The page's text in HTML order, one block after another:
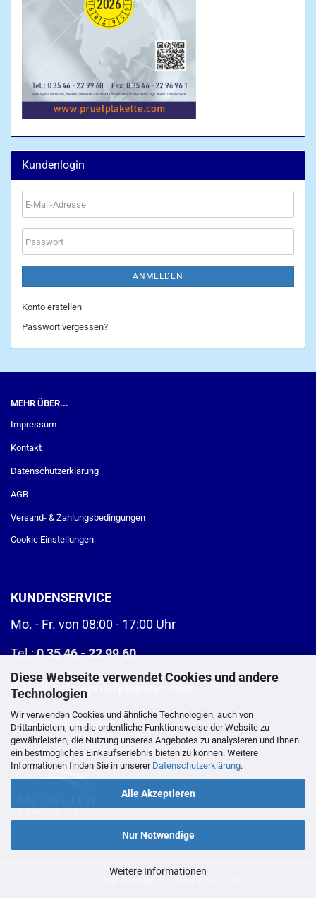
Diese Webseite verwendet Cookies und andere
Technologien
Wir verwenden Cookies und ähnliche Technologien, auch von
Drittanbietern, um die ordentliche Funktionsweise der Website zu
gewährleisten, die Nutzung unseres Angebotes zu analysieren und Ihnen
ein bestmögliches Einkaufserlebnis bieten zu können. Weitere
Informationen finden Sie in unserer Datenschutzerklärung.
Alle Akzeptieren
Nur Notwendige
Weitere Informationen
Kundenlogin
E-
Mail-
Adresse
Passwort
ANMELDEN
Konto erstellen
Passwort vergessen?
MEHR ÜBER...
Impressum
Kontakt
Datenschutzerklärung
AGB
Versand- & Zahlungsbedingungen
Cookie Einstellungen
KUNDENSERVICE
Mo. - Fr. von 08:00 - 17:00 Uhr
Tel.:0 35 46 - 22 99 60
E-Mail:info@pruefplakette.com
>Kontaktformular